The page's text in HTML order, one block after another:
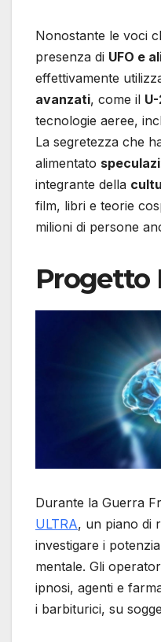
Nonostante le voci
presenza di UFO e
effettivamente
avanzati, come il
tecnologie aeree,
La segretezza che
alimentato
integrante della
film, libri e teorie
milioni di persone
Progetto
Durante la Guerra
ULTRA, un piano di
investigare i
mentale. Gli
ipnosi, agenti e
i barbiturici, su